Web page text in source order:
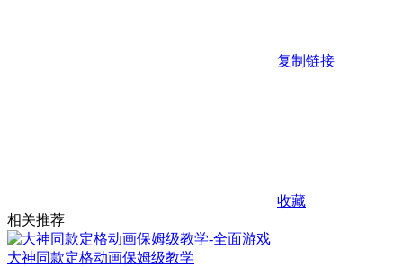
复制链接
收藏
相关推荐
大神同款定格动画保姆级教学